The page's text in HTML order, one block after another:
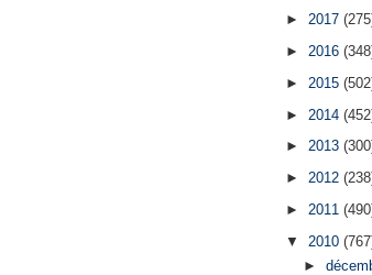
►2017
►2016
► 2015
► 2014
►2013
►2012
► 2011
▼ 2010
►